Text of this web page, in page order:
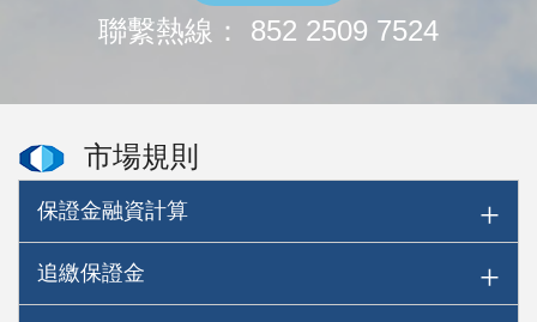
聯繫熱線： 852 2509 7524
市場規則
保證金融資計算
追繳保證金